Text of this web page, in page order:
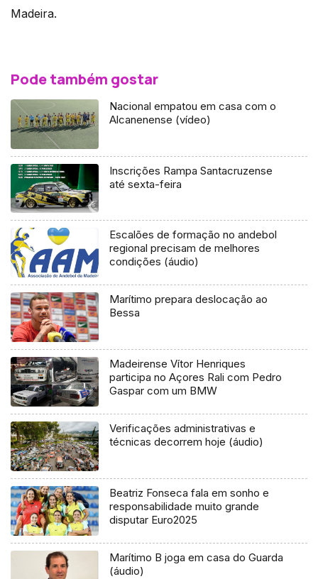
Madeira.
Pode também gostar
Nacional empatou em casa com o
Alcanenense (vídeo)
Inscrições Rampa Santacruzense
até sexta-feira
Escalões de formação no andebol
regional precisam de melhores
condições (áudio)
Marítimo prepara deslocação ao
Bessa
Madeirense Vítor Henriques
participa no Açores Rali com Pedro
Gaspar com um BMW
Verificações administrativas e
técnicas decorrem hoje (áudio)
Beatriz Fonseca fala em sonho e
responsabilidade muito grande
disputar Euro2025
Marítimo B joga em casa do Guarda
(áudio)